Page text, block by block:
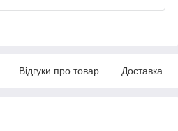
Відгуки про товар Доставка